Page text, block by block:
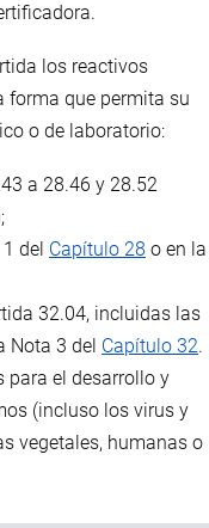
los reactivos
forma que permita su
o de laboratorio:
a 28.46 y 28.52
del Capítulo 28 o en la
32.04, incluidas las
Nota 3 del Capítulo 32.
para el desarrollo y
(incluso los virus y
vegetales, humanas o